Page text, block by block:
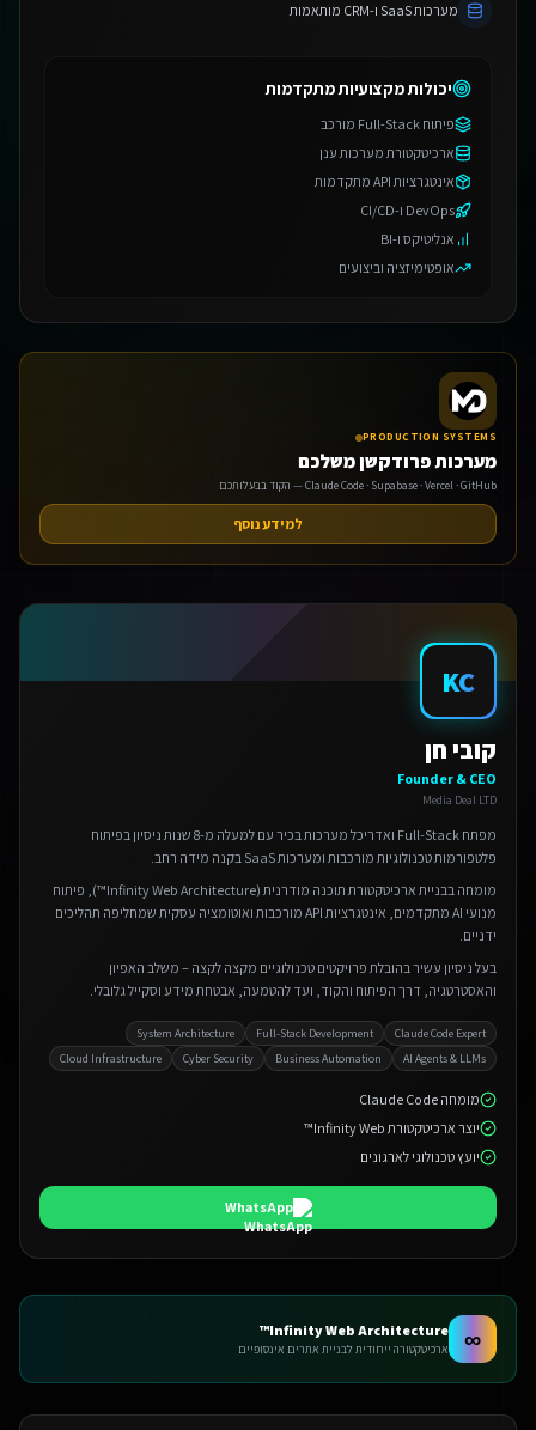
מערכות SaaS ו-CRM מותאמות
יכולות מקצועיות מתקדמות
פיתוח Full-Stack מורכב
ארכיטקטורת מערכות ענן
אינטגרציות API מתקדמות
DevOps ו-CI/CD
אנליטיקס ו-BI
אופטימיזציה וביצועים
PRODUCTION SYSTEMS
מערכות פרודקשן משלכם
Claude Code · Supabase · Vercel · GitHub — הקוד בבעלותכם
למידע נוסף
KC
קובי חן
Founder & CEO
Media Deal LTD
מפתח Full-Stack ואדריכל מערכות בכיר עם למעלה מ-8 שנות ניסיון בפיתוח
פלטפורמות טכנולוגיות מורכבות ומערכות SaaS בקנה מידה רחב.
מומחה בבניית ארכיטקטורת תוכנה מודרנית (Infinity Web Architecture™), פיתוח
מנועי AI מתקדמים, אינטגרציות API מורכבות ואוטומציה עסקית שמחליפה תהליכים
ידניים.
בעל ניסיון עשיר בהובלת פרויקטים טכנולוגיים מקצה לקצה – משלב האפיון
והאסטרטגיה, דרך הפיתוח והקוד, ועד להטמעה, אבטחת מידע וסקייל גלובלי.
Claude Code Expert
Full-Stack Development
System Architecture
AI Agents & LLMs
Business Automation
Cyber Security
Cloud Infrastructure
מומחה Claude Code
יוצר ארכיטקטורת Infinity Web™
יועץ טכנולוגי לארגונים
WhatsApp
∞ ארכיטקטורה ייחודית לבניית אתרים אינסופיים